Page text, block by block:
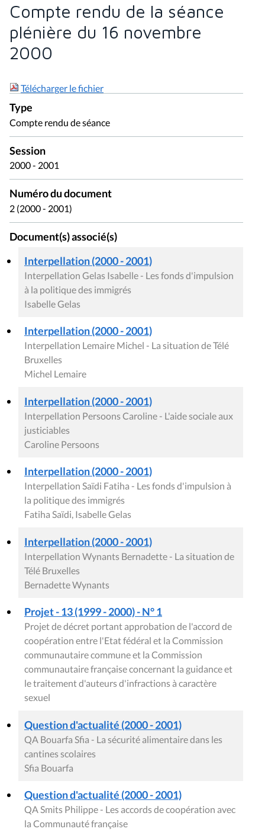
Compte rendu de la séance
plénière du 16 novembre
2000
Télécharger le fichier
Type
Compte rendu de séance
Session
2000 - 2001
Numéro du document
2 (2000 - 2001)
Document(s) associé(s)
Interpellation (2000 - 2001)
Interpellation Gelas Isabelle - Les fonds d'impulsion
à la politique des immigrés
Isabelle Gelas
Interpellation (2000 - 2001)
Interpellation Lemaire Michel - La situation de Télé
Bruxelles
Michel Lemaire
Interpellation (2000 - 2001)
Interpellation Persoons Caroline - L'aide sociale aux
justiciables
Caroline Persoons
Interpellation (2000 - 2001)
Interpellation Saïdi Fatiha - Les fonds d'impulsion à
la politique des immigrés
Fatiha Saïdi, Isabelle Gelas
Interpellation (2000 - 2001)
Interpellation Wynants Bernadette - La situation de
Télé Bruxelles
Bernadette Wynants
Projet - 13 (1999 - 2000) - N° 1
Projet de décret portant approbation de l'accord de
coopération entre l'Etat fédéral et la Commission
communautaire commune et la Commission
communautaire française concernant la guidance et
le traitement d'auteurs d'infractions à caractère
sexuel
Question d'actualité (2000 - 2001)
QA Bouarfa Sfia - La sécurité alimentaire dans les
cantines scolaires
Sfia Bouarfa
Question d'actualité (2000 - 2001)
QA Smits Philippe - Les accords de coopération avec
la Communauté française